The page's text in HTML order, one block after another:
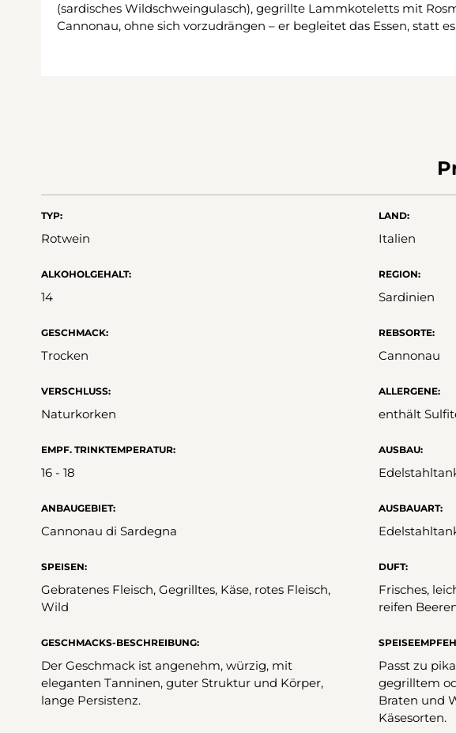
(sardisches Wildschweingulasch), gegrillte Lammkoteletts mit
Cannonau, ohne sich vorzudrängen – er begleitet das Essen, statt
TYP:
Rotwein
LAND:
Italien
ALKOHOLGEHALT:
14
REGION:
Sardinien
GESCHMACK:
Trocken
REBSORTE:
Cannonau
VERSCHLUSS:
Naturkorken
ALLERGENE:
enthält
EMPF. TRINKTEMPERATUR:
16 - 18
AUSBAU:
ANBAUGEBIET:
Cannonau di Sardegna
AUSBAUART:
SPEISEN:
Gebratenes Fleisch, Gegrilltes, Käse, rotes Fleisch,
Wild
DUFT:
Frisches,
reifen
GESCHMACKS-BESCHREIBUNG:
Der Geschmack ist angenehm, würzig, mit
eleganten Tanninen, guter Struktur und Körper,
lange Persistenz.
Passt zu
gegrilltem
Braten und
Käsesorten.